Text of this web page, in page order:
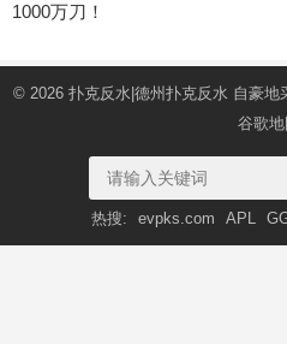
1000万刀！
© 2026 扑克反水|德州扑克反水 自豪地
谷歌地
热搜: evpks.com APL